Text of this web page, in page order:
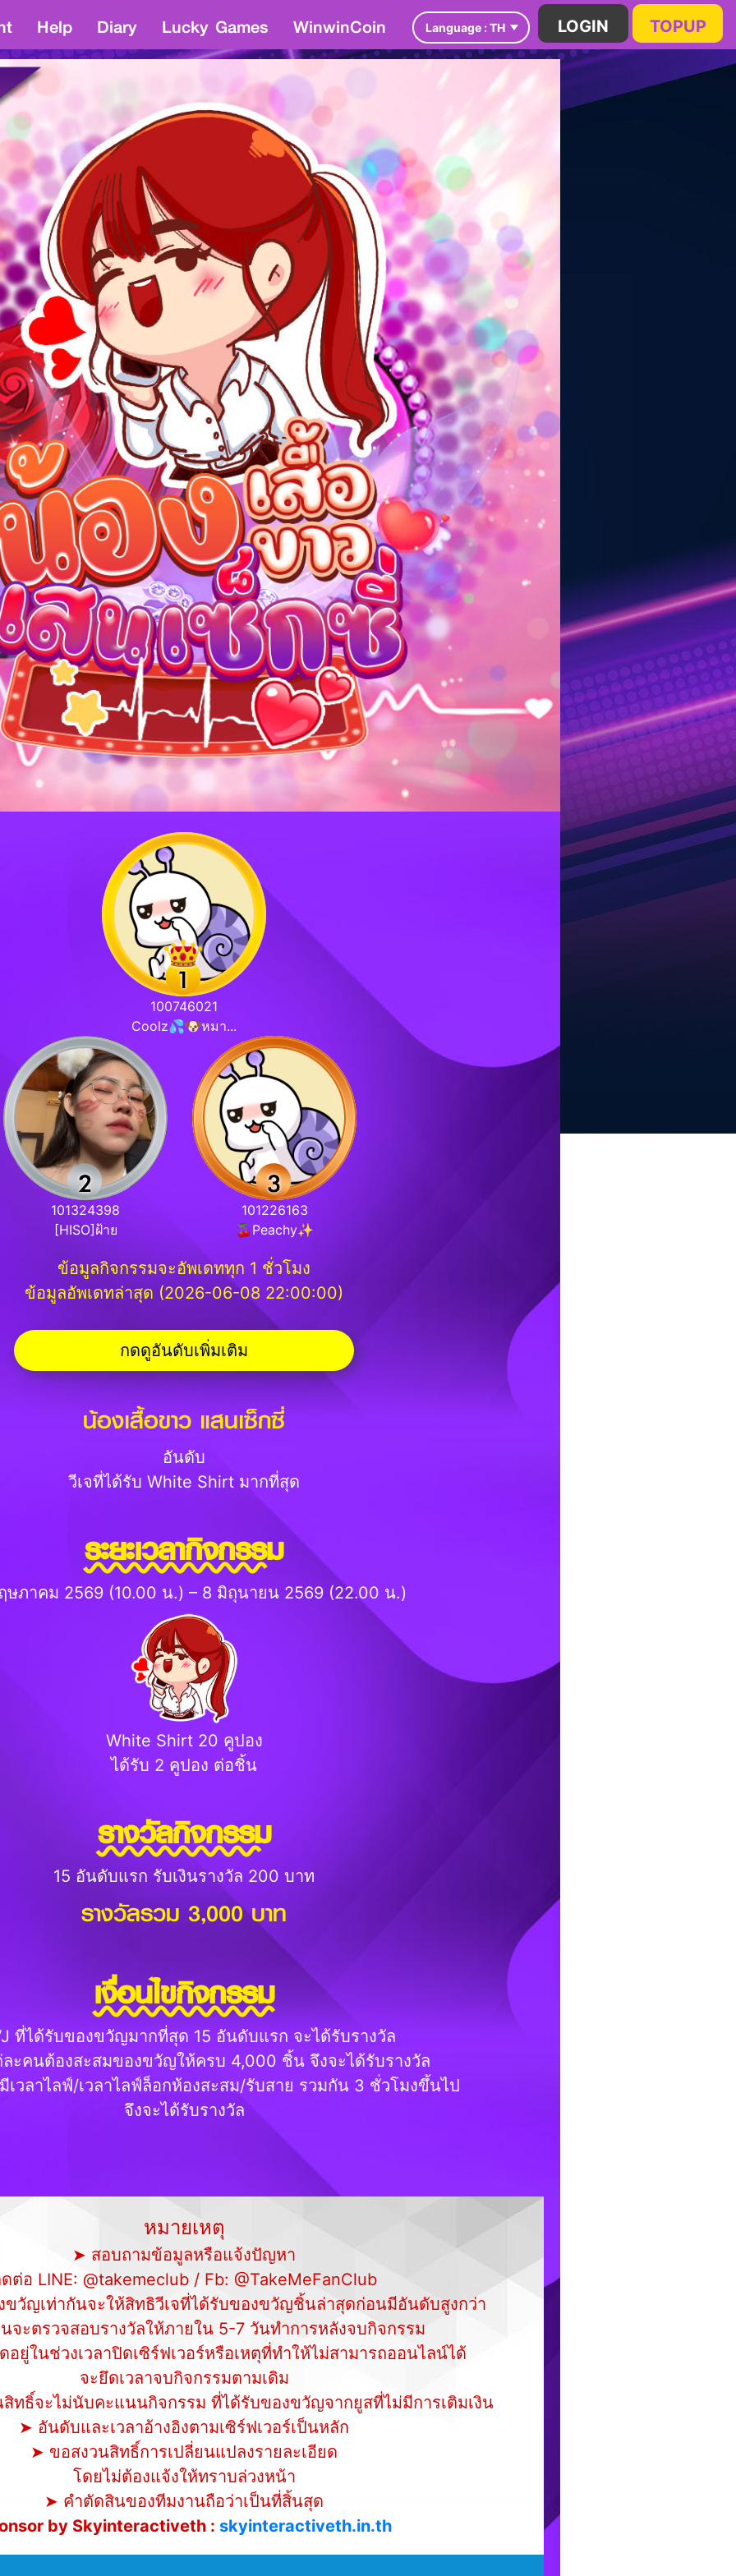
Help Diary Lucky Games WinwinCoin TOPUP
LOGIN
Language :
100746021
Coolz💦🐶หมา...
101324398
[HISO]ฝ้าย
101226163
🍒Peachy✨
ข้อมูลกิจกรรมจะอัพเดททุก 1 ชั่วโมง
ข้อมูลอัพเดทล่าสุด (2026-06-08 22:00:00)
กดดูอันดับเพิ่มเติม
น้องเสื้อขาว แสนเซ็กซี่
อันดับ
วีเจที่ได้รับ White Shirt มากที่สุด
ระยะเวลากิจกรรม
ษภาคม 2569 (10.00 น.) – 8 มิถุนายน 2569 (22.00 น.)
White Shirt 20 คูปอง
ได้รับ 2 คูปอง ต่อชิ้น
รางวัลกิจกรรม
15 อันดับแรก รับเงินรางวัล 200 บาท
รางวัลรวม 3,000 บาท
เงื่อนไขกิจกรรม
ที่ได้รับของขวัญมากที่สุด 15 อันดับแรก จะได้รับรางวัล
ะคนต้องสะสมของขวัญให้ครบ 4,000 ชิ้น จึงจะได้รับรางวัล
เวลาไลฟ์/เวลาไลฟ์ล็อกห้องสะสม/รับสาย รวมกัน 3 ชั่วโมงขึ้นไป
จึงจะได้รับรางวัล
หมายเหตุ
➤ สอบถามข้อมูลหรือแจ้งปัญหา
ต่อ LINE: @takemeclub / Fb: @TakeMeFanClub
วัญเท่ากันจะให้สิทธิวีเจที่ได้รับของขวัญชิ้นล่าสุดก่อนมีอันดับสูงกว่า
จะตรวจสอบรางวัลให้ภายใน 5-7 วันทำการหลังจบกิจกรรม
ยู่ในช่วงเวลาปิดเซิร์ฟเวอร์หรือเหตุที่ทำให้ไม่สามารถออนไลน์ได้
จะยึดเวลาจบกิจกรรมตามเดิม
ทธิ์จะไม่นับคะแนนกิจกรรม ที่ได้รับของขวัญจากยูสที่ไม่มีการเติมเงิน
➤ อันดับและเวลาอ้างอิงตามเซิร์ฟเวอร์เป็นหลัก
➤ ขอสงวนสิทธิ์การเปลี่ยนแปลงรายละเอียด
โดยไม่ต้องแจ้งให้ทราบล่วงหน้า
➤ คำตัดสินของทีมงานถือว่าเป็นที่สิ้นสุด
by Skyinteractiveth : skyinteractiveth.in.th